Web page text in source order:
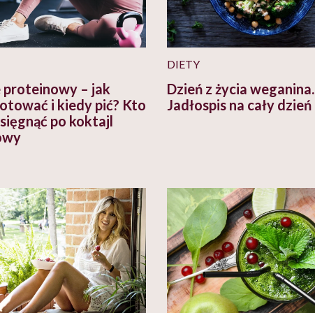
proteinowy – jak
i kiedy pić? Kto
po koktajl
DIETY
Dzień z życia weganina.
Jadłospis na cały dzień